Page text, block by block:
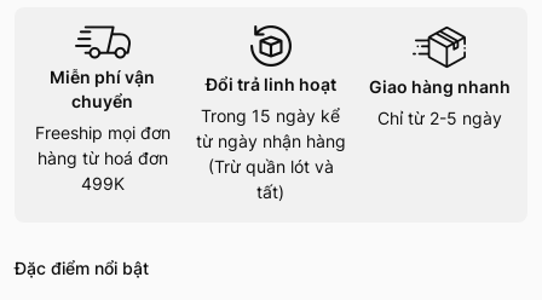
Miễn phí vận
chuyển
Freeship mọi đơn
hàng từ hoá đơn
499K
Đổi trả linh hoạt
Trong 15 ngày kể
từ ngày nhận hàng
(Trừ quần lót và
tất)
Giao hàng nhanh
Chỉ từ 2-5 ngày
Đặc điểm nổi bật